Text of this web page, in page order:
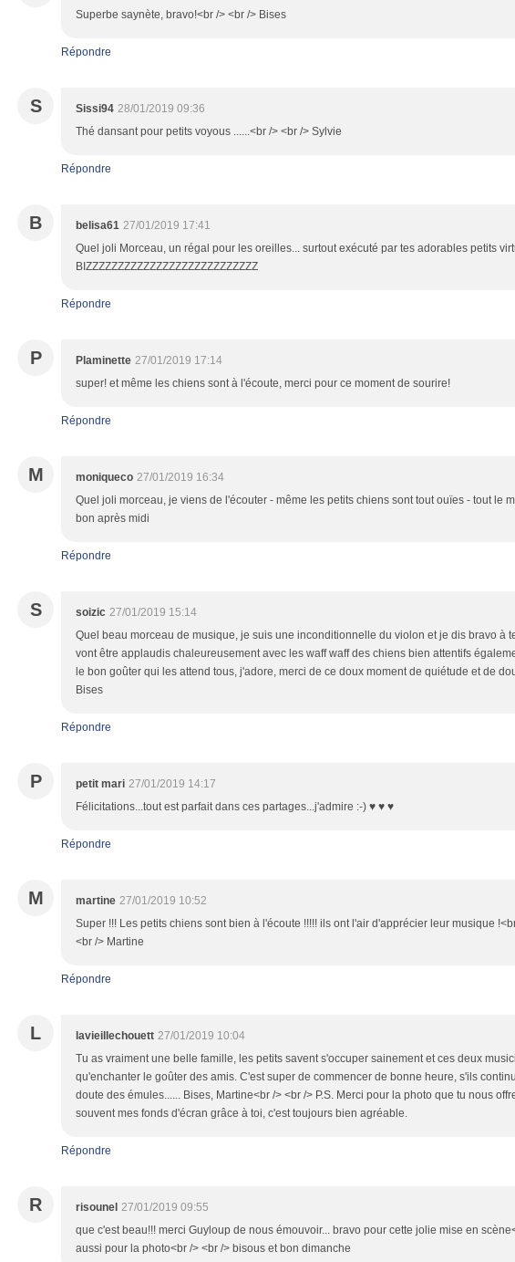
Superbe saynète, bravo!<br /> <br /> Bises
Répondre
S Sissi94 28/01/2019 09:36
Thé dansant pour petits voyous ......<br /> <br /> Sylvie
Répondre
B belisa61 27/01/2019 17:41
Quel joli Morceau, un régal pour les oreilles... surtout exécuté par tes adorables petits
BIZZZZZZZZZZZZZZZZZZZZZZZZZZZ
Répondre
P Plaminette 27/01/2019 17:14
super! et même les chiens sont à l'écoute, merci pour ce moment de sourire!
Répondre
M moniqueco 27/01/2019 16:34
Quel joli morceau, je viens de l'écouter - même les petits chiens sont tout ouïes - tout le
bon après midi
Répondre
S soizic 27/01/2019 15:14
Quel beau morceau de musique, je suis une inconditionnelle du violon et je dis bravo à
vont être applaudis chaleureusement avec les waff waff des chiens bien attentifs
le bon goûter qui les attend tous, j'adore, merci de ce doux moment de quiétude et de
Bises
Répondre
P petit mari 27/01/2019 14:17
Félicitations...tout est parfait dans ces partages...j'admire :-) ♥ ♥ ♥
Répondre
M martine 27/01/2019 10:52
Super !!! Les petits chiens sont bien à l'écoute !!!!! ils ont l'air d'apprécier leur musique
<br /> Martine
Répondre
L lavieillechouett 27/01/2019 10:04
Tu as vraiment une belle famille, les petits savent s'occuper sainement et ces deux
qu'enchanter le goûter des amis. C'est super de commencer de bonne heure, s'ils
doute des émules...... Bises, Martine<br /> <br /> P.S. Merci pour la photo que tu nous
souvent mes fonds d'écran grâce à toi, c'est toujours bien agréable.
Répondre
R risounel 27/01/2019 09:55
que c'est beau!!! merci Guyloup de nous émouvoir... bravo pour cette jolie mise en
aussi pour la photo<br /> <br /> bisous et bon dimanche